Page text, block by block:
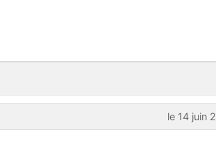
le 14 juin